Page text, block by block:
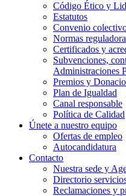
Código Ético y
Estatutos
Convenio
Normas
Certificados y
Subvenciones,
Administraciones
Premios y
Plan de Igualdad
Canal responsable
Política de Calidad
Únete a nuestro equipo
Ofertas de empleo
Autocandidatura
Contacto
Nuestra sede y
Directorio
Reclamaciones y